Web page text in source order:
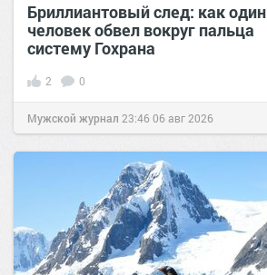
Бриллиантовый след: как один
человек обвел вокруг пальца
систему Гохрана
2 0
Мужской журнал 23:4606 авг 2026